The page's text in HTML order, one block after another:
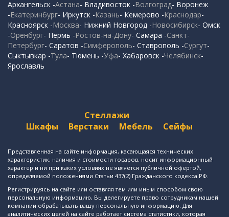
Архангельск -Астана- Владивосток -Волгоград- Воронеж
-Екатеринбург- Иркутск -Казань- Кемерово -Краснодар-
Красноярск -Москва- Нижний Новгород -Новосибирск- Омск
-Оренбург- Пермь -Ростов-на-Дону- Самара -Санкт-
Петербург- Саратов -Симферополь- Ставрополь -Сургут-
Сыктывкар -Тула- Тюмень -Уфа- Хабаровск -Челябинск-
Ярославль
Стеллажи
Шкафы
Верстаки Мебель Сейфы
Представленная на сайте информация, касающаяся технических
характеристик, наличия и стоимости товаров, носит информационный
характер и ни при каких условиях не является публичной офертой,
определяемой положениями Статьи 437(2) Гражданского кодекса РФ.
Регистрируясь на сайте или оставляя тем или иным способом свою
персональную информацию, Вы делегируете право сотрудникам нашей
компании обрабатывать вашу персональную информацию. Для
аналитических целей на сайте работает система статистики, которая